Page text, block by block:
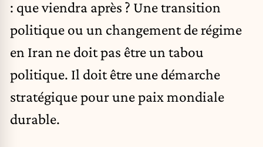
: que viendra après ? Une transition
politique ou un changement de régime
en Iran ne doit pas être un tabou
politique. Il doit être une démarche
stratégique pour une paix mondiale
durable.